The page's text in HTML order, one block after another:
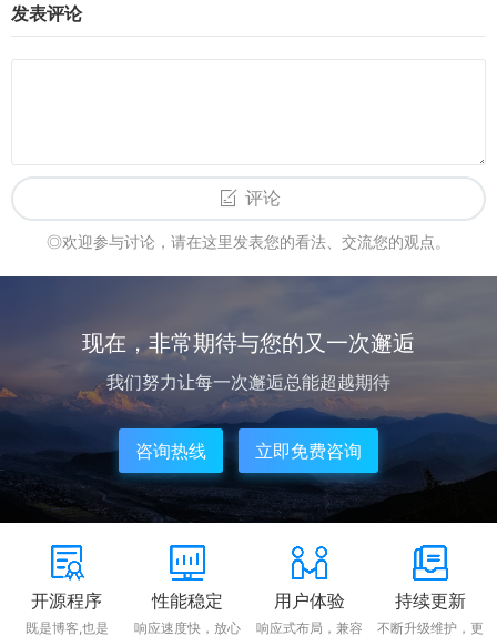
发表评论
评论
◎欢迎参与讨论，请在这里发表您的看法、交流您的观点。
现在，非常期待与您的又一次邂逅
我们努力让每一次邂逅总能超越期待
咨询热线 立即免费咨询
开源程序
既是博客,也是
性能稳定
响应速度快，放心
用户体验
响应式布局，兼容
持续更新
不断升级维护，更